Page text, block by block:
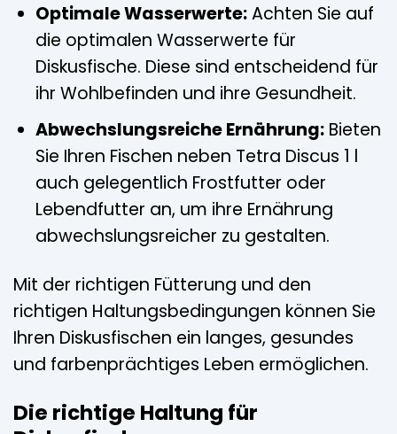
Optimale Wasserwerte:Achten Sie auf
die optimalen Wasserwerte für
Diskusfische. Diese sind entscheidend für
ihr Wohlbefinden und ihre Gesundheit.
Abwechslungsreiche Ernährung:Bieten
Sie Ihren Fischen neben Tetra Discus 1 l
auch gelegentlich Frostfutter oder
Lebendfutter an, um ihre Ernährung
abwechslungsreicher zu gestalten.
Mit der richtigen Fütterung und den
richtigen Haltungsbedingungen können Sie
Ihren Diskusfischen ein langes, gesundes
und farbenprächtiges Leben ermöglichen.
Die richtige Haltung für